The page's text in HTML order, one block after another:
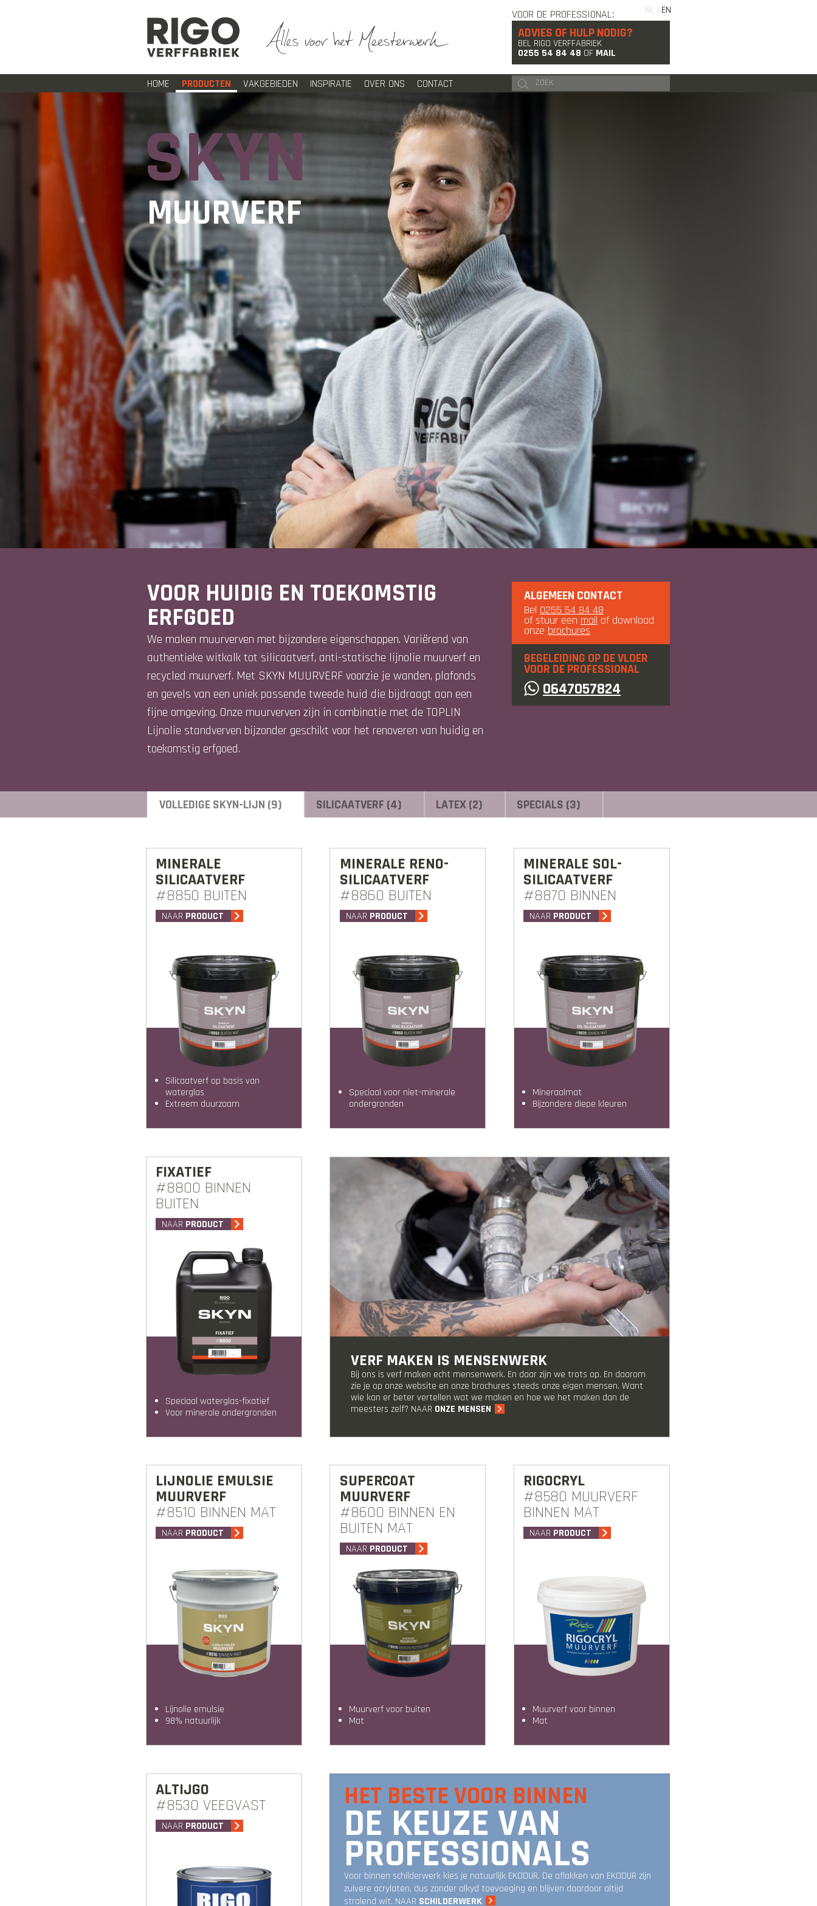
NL | EN
VOOR DE PROFESSIONAL:
ADVIES OF HULP NODIG?
BEL RIGO VERFFABRIEK
0255 54 84 48 OF MAIL
HOME PRODUCTEN VAKGEBIEDEN INSPIRATIE OVER ONS CONTACT
SKYN
MUURVERF
VOOR HUIDIG EN TOEKOMSTIG
ERFGOED
We maken muurverven met bijzondere eigenschappen. Variërend van
authentieke witkalk tot silicaatverf, anti-statische lijnolie muurverf en
recycled muurverf. Met SKYN MUURVERF voorzie je wanden, plafonds
en gevels van een uniek passende tweede huid die bijdraagt aan een
fijne omgeving. Onze muurverven zijn in combinatie met de TOPLIN
Lijnolie standverven bijzonder geschikt voor het renoveren van huidig en
toekomstig erfgoed.
ALGEMEEN CONTACT
Bel 0255 54 84 48
of stuur een mail of download
onze brochures
BEGELEIDING OP DE VLOER
VOOR DE PROFESSIONAL
0647057824
VOLLEDIGE SKYN-LIJN (9) SILICAATVERF (4) LATEX (2) SPECIALS (3)
MINERALE
SILICAATVERF
#8850 BUITEN
NAAR PRODUCT
Silicaatverf op basis van
waterglas
Extreem duurzaam
MINERALE RENO-
SILICAATVERF
#8860 BUITEN
NAAR PRODUCT
speciaal voor niet-minerale
ondergronden
MINERALE SOL-
SILICAATVERF
#8870 BINNEN
NAAR PRODUCT
Mineraalmat
Bijzondere diepe kleuren
FIXATIEF
#8800 BINNEN
BUITEN
NAAR PRODUCT
Speciaal waterglas-fixatief
voor minerale ondergronden
VERF MAKEN IS MENSENWERK
Bij ons is verf maken echt mensenwerk. En daar zijn we trots op. En daarom
zie je op onze website en onze brochures steeds onze eigen mensen. Want
wie kan er beter vertellen wat we maken en hoe we het maken dan de
meesters zelf? NAAR ONZE MENSEN
LIJNOLIE EMULSIE
MUURVERF
#8510 BINNEN MAT
NAAR PRODUCT
lijnolie emulsie
98% natuurlijk
SUPERCOAT
MUURVERF
#8600 BINNEN EN
BUITEN MAT
NAAR PRODUCT
muurverf voor buiten
mat
RIGOCRYL
#8580 MUURVERF
BINNEN MAT
NAAR PRODUCT
muurverf voor binnen
mat
ALTIJGO
#8530 VEEGVAST
NAAR PRODUCT
HET BESTE VOOR BINNEN
DE KEUZE VAN
PROFESSIONALS
Voor binnen schilderwerk kies je natuurlijk EKODUR. De aflakken van EKODUR zijn
zuivere acrylaten, dus zonder alkyd toevoeging en blijven daardoor altijd
stralend wit. NAAR SCHILDERWERK